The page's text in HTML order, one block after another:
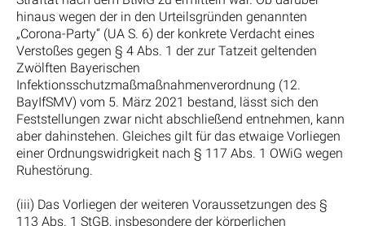
hinaus wegen der in den Urteilsgründen genannten
„Corona-Party“ (UA S. 6) der konkrete Verdacht eines
Verstoßes gegen § 4 Abs. 1 der zur Tatzeit geltenden
Zwölften Bayerischen
Infektionsschutzmaßmaßnahmenverordnung (12.
BayIfSMV) vom 5. März 2021 bestand, lässt sich den
Feststellungen zwar nicht abschließend entnehmen, kann
aber dahinstehen. Gleiches gilt für das etwaige Vorliegen
einer Ordnungswidrigkeit nach § 117 Abs. 1 OWiG wegen
Ruhestörung.
(iii) Das Vorliegen der weiteren Voraussetzungen des §
113 Abs. 1 StGB, insbesondere der körperlichen